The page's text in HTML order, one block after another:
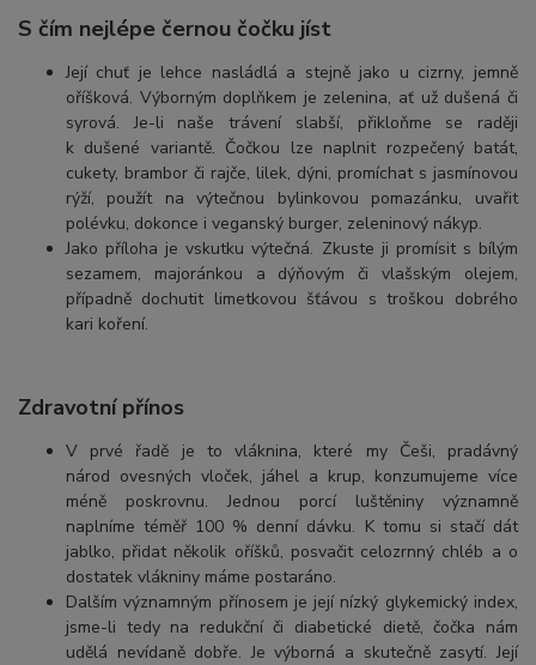
S čím nejlépe černou čočku jíst
Její chuť je lehce nasládlá a stejně jako u cizrny, jemně
oříšková. Výborným doplňkem je zelenina, ať už dušená či
syrová. Je-li naše trávení slabší, přikloňme se raději
k dušené variantě. Čočkou lze naplnit rozpečený batát,
cukety, brambor či rajče, lilek, dýni, promíchat s jasmínovou
rýží, použít na výtečnou bylinkovou pomazánku, uvařit
polévku, dokonce i veganský burger, zeleninový nákyp.
Jako příloha je vskutku výtečná. Zkuste ji promísit s bílým
sezamem, majoránkou a dýňovým či vlašským olejem,
případně dochutit limetkovou šťávou s troškou dobrého
kari koření.
Zdravotní přínos
V prvé řadě je to vláknina, které my Češi, pradávný
národ ovesných vloček, jáhel a krup, konzumujeme více
méně poskrovnu. Jednou porcí luštěniny významně
naplníme téměř 100 % denní dávku. K tomu si stačí dát
jablko, přidat několik oříšků, posvačit celozrnný chléb a o
dostatek vlákniny máme postaráno.
Dalším významným přínosem je její nízký glykemický index,
jsme-li tedy na redukční či diabetické dietě, čočka nám
udělá nevídaně dobře. Je výborná a skutečně zasytí. Její